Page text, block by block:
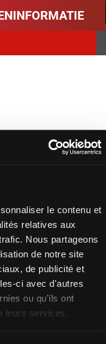
le contenu et
relatives aux
Nous partageons
de notre site
de publicité et
ci avec d'autres
ou qu'ils ont
leurs services.